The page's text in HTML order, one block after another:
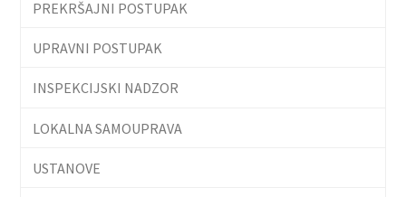
PREKRŠAJNI POSTUPAK
UPRAVNI POSTUPAK
INSPEKCIJSKI NADZOR
LOKALNA SAMOUPRAVA
USTANOVE